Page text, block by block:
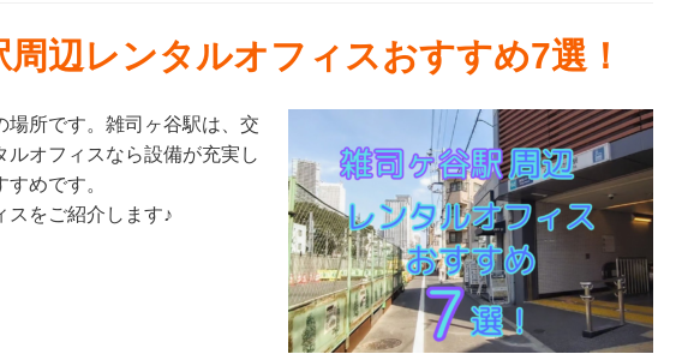
周辺レンタルオフィスおすすめ7選！
所です。雑司ヶ谷駅は、交
オフィスなら設備が充実し
めです。
スをご紹介します♪